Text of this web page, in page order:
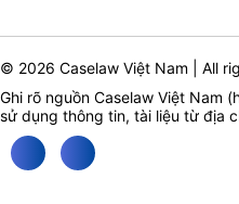
© 2026 Caselaw Việt Nam | All
Ghi rõ nguồn Caselaw Việt Nam (
sử dụng thông tin, tài liệu từ địa